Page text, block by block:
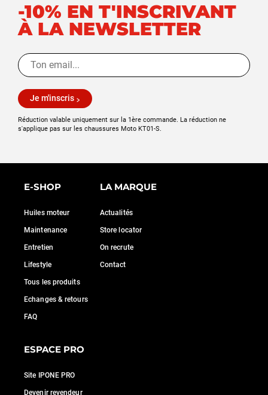
-10% EN T'INSCRIVANT
À LA NEWSLETTER
Je m'inscris
Réduction valable uniquement sur la 1ère commande. La réduction ne
s'applique pas sur les chaussures Moto KT01-S.
E-SHOP
Huiles moteur
Maintenance
Entretien
Lifestyle
Tous les produits
Echanges & retours
FAQ
LA MARQUE
Actualités
Store locator
On recrute
Contact
ESPACE PRO
Site IPONE PRO
Devenir revendeur